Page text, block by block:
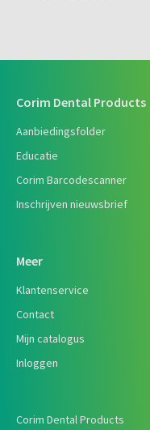
Corim Dental Products
Aanbiedingsfolder
Educatie
Corim Barcodescanner
Inschrijven nieuwsbrief
Meer
Klantenservice
Contact
Mijn catalogus
Inloggen
Corim Dental Products